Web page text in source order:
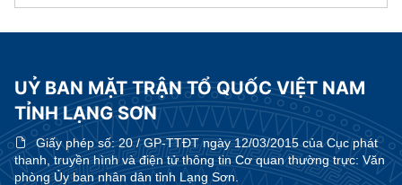
UỶ BAN MẶT TRẬN TỔ QUỐC VIỆT NAM
TỈNH LẠNG SƠN
Giấy phép số:20 / GP-TTĐT ngày 12/03/2015 của Cục phát
thanh, truyền hình và điện tử thông tin Cơ quan thường trực: Văn
phòng Ủy ban nhân dân tỉnh Lạng Sơn.